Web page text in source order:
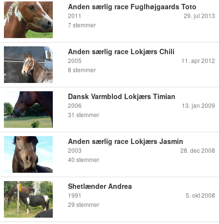
Anden særlig race Fuglhøjgaards Toto
2011
29. jul 2013
7 stemmer
Anden særlig race Lokjærs Chili
2005
11. apr 2012
8 stemmer
Dansk Varmblod Lokjærs Timian
2006
13. jan 2009
31 stemmer
Anden særlig race Lokjærs Jasmin
2003
28. dec 2008
40 stemmer
Shetlænder Andrea
1991
5. okt 2008
29 stemmer